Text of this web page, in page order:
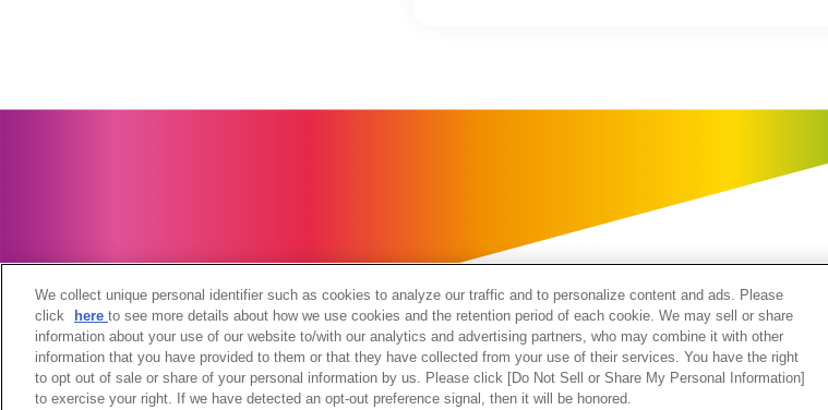
当サイトのご利用にあたって 個人情報の取扱いについて Cookie設定について
ソーシャルメディア利用規約
ウェブアクセシビリティへの取組み
関係会社 サイトマップ お問合せ
We collect unique personal identifier such as cookies to analyze our traffic and to personalize content and ads. Please
click
here to see more details about how we use cookies and the retention period of each cookie. We may sell or share
information about your use of our website to/with our analytics and advertising partners, who may combine it with other
information that you have provided to them or that they have collected from your use of their services. You have the right
to opt out of sale or share of your personal information by us. Please click [Do Not Sell or Share My Personal Information]
to exercise your right. If we have detected an opt-out preference signal, then it will be honored.